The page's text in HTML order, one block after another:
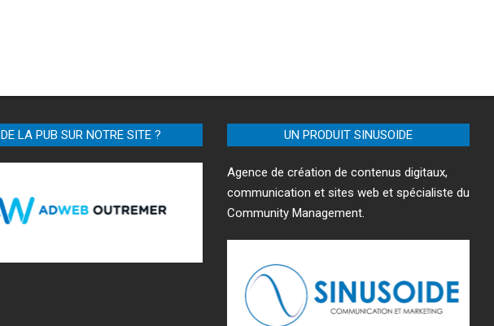
DE LA PUB SUR NOTRE SITE ? UN PRODUIT SINUSOIDE
Agence de création de contenus digitaux,
communication et sites web et spécialiste du
Community Management.